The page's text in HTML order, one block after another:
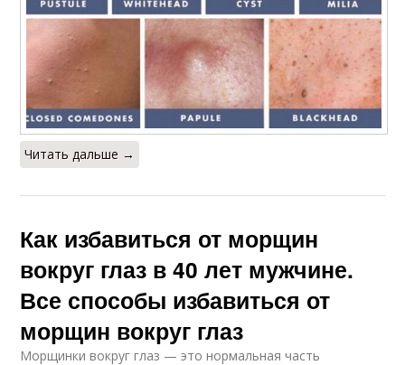
Читать дальше →
Как избавиться от морщин
вокруг глаз в 40 лет мужчине.
Все способы избавиться от
морщин вокруг глаз
Морщинки вокруг глаз — это нормальная часть